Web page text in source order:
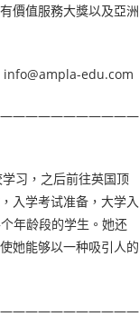
價值服務大獎以及亞洲
info@ampla-edu.com
习，之后前往英国顶
入学考试准备，大学入
年龄段的学生。她还
她能够以一种吸引人的